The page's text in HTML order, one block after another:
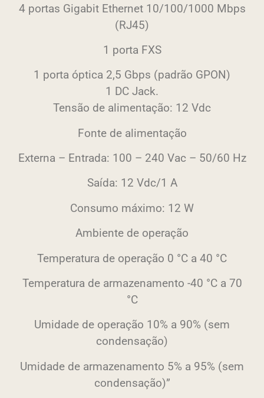
4 portas Gigabit Ethernet 10/100/1000 Mbps
(RJ45)
1 porta FXS
1 porta óptica 2,5 Gbps (padrão GPON)
1 DC Jack.
Tensão de alimentação: 12 Vdc
Fonte de alimentação
Externa – Entrada: 100 – 240 Vac – 50/60 Hz
Saída: 12 Vdc/1 A
Consumo máximo: 12 W
Ambiente de operação
Temperatura de operação 0 °C a 40 °C
Temperatura de armazenamento -40 °C a 70
°C
Umidade de operação 10% a 90% (sem
condensação)
Umidade de armazenamento 5% a 95% (sem
condensação)”